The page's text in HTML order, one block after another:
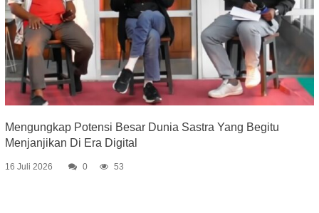
Mengungkap Potensi Besar Dunia Sastra Yang Begitu
Menjanjikan Di Era Digital
16 Juli 2026 0 53